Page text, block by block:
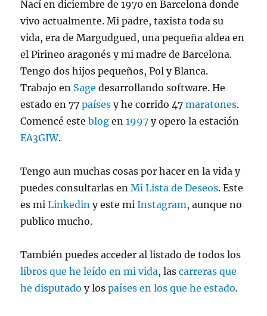
Nací en diciembre de 1970 en Barcelona donde
vivo actualmente. Mi padre, taxista toda su
vida, era de Margudgued, una pequeña aldea en
el Pirineo aragonés y mi madre de Barcelona.
Tengo dos hijos pequeños, Pol y Blanca.
Trabajo en Sage desarrollando software. He
estado en 77países y he corrido 47maratones.
Comencé esteblog en1997 y opero la estación
EA3GIW.
Tengo aun muchas cosas por hacer en la vida y
puedes consultarlas enMi Lista de Deseos. Este
es miLinkedin y este miInstagram, aunque no
publico mucho.
También puedes acceder al listado de todos los
libros que he leído en mi vida, lascarreras que
he disputado y lospaíses en los que he estado.